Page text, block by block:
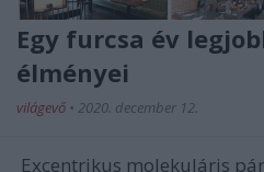
Egy furcsa év
élményei
világevő • 2020. december 12.
Excentrikus molekuláris